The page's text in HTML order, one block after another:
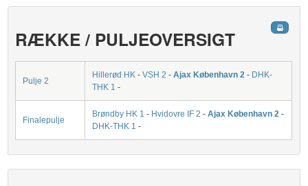
RÆKKE / PULJEOVERSIGT
Pulje 2
Hillerød HK -VSH 2-Ajax København 2 - DHK-
THK 1 -
Finalepulje
Brøndby HK 1 - Hvidovre IF 2 -Ajax København 2 -
DHK-THK 1 -